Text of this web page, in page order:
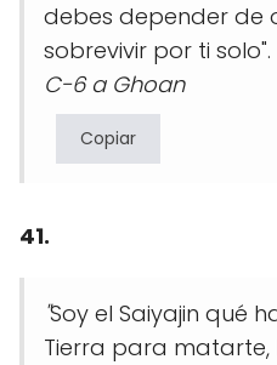
debes depender de
sobrevivir por ti solo".
C-6 a Ghoan
Copiar
41.
"Soy el Saiyajin qué
Tierra para matarte,